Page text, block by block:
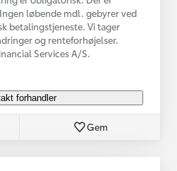
løbende mdl. gebyrer ved
betalingstjeneste. Vi tager
og renteforhøjelser.
Services A/S.
forhandler
Gem